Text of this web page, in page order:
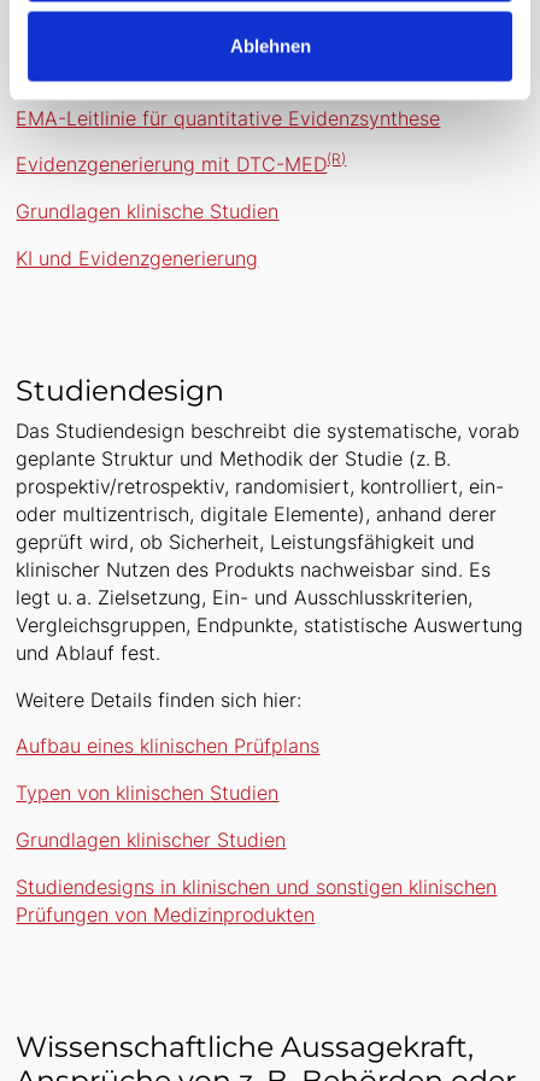
Ablehnen
Evidenzgrade
EMA-Leitlinie für quantitative Evidenzsynthese
Evidenzgenerierung mit DTC-MED(R)
Grundlagen klinische Studien
KI und Evidenzgenerierung
Studiendesign
Das Studiendesign beschreibt die systematische, vorab
geplante Struktur und Methodik der Studie (z. B.
prospektiv/retrospektiv, randomisiert, kontrolliert, ein-
oder multizentrisch, digitale Elemente), anhand derer
geprüft wird, ob Sicherheit, Leistungsfähigkeit und
klinischer Nutzen des Produkts nachweisbar sind. Es
legt u. a. Zielsetzung, Ein- und Ausschlusskriterien,
Vergleichsgruppen, Endpunkte, statistische Auswertung
und Ablauf fest.
Weitere Details finden sich hier:
Aufbau eines klinischen Prüfplans
Typen von klinischen Studien
Grundlagen klinischer Studien
Studiendesigns in klinischen und sonstigen klinischen
Prüfungen von Medizinprodukten
Wissenschaftliche Aussagekraft,